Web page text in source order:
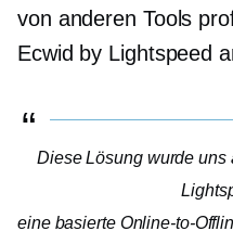
von anderen Tools
Ecwid by Lightspeed
Diese Lösung wurde
eine basierte Online-to-